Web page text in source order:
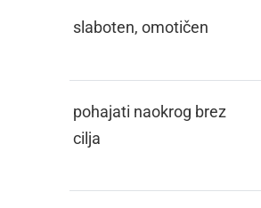
slaboten, omotičen
pohajati naokrog brez
cilja